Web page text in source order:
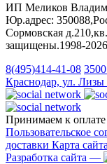
ИП Меликов
Юр.адрес:
Сормовская
защищены.1998‑2026
8(495)414-41-08
Краснодар, ул.
Принимаем к оплате
Пользовательское
доставки Карта сайта
Разработка сайта —